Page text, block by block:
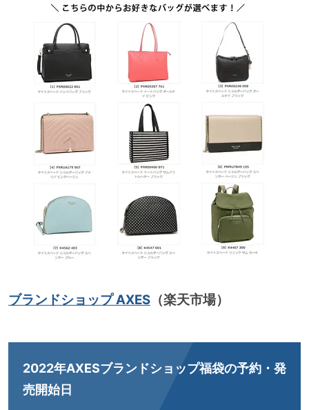
ブランドショップ AXES（楽天市場）
2022年AXESブランドショップ福袋の予約・発
売開始日